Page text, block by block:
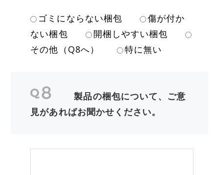
ゴミにならない梱包
傷が付か
ない梱包
開梱しやすい梱包
その他（Q8へ）
特に無い
製品の梱包について、ご意
見があればお聞かせください。